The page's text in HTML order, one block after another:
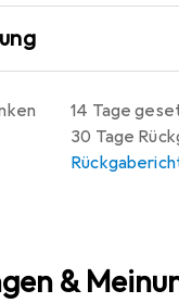
14 Tage
30 Tage
&